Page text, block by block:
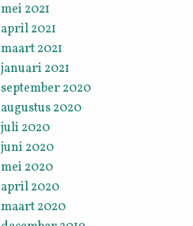
mei 2021
april 2021
maart 2021
januari 2021
september 2020
augustus 2020
juli 2020
juni 2020
mei 2020
april 2020
maart 2020